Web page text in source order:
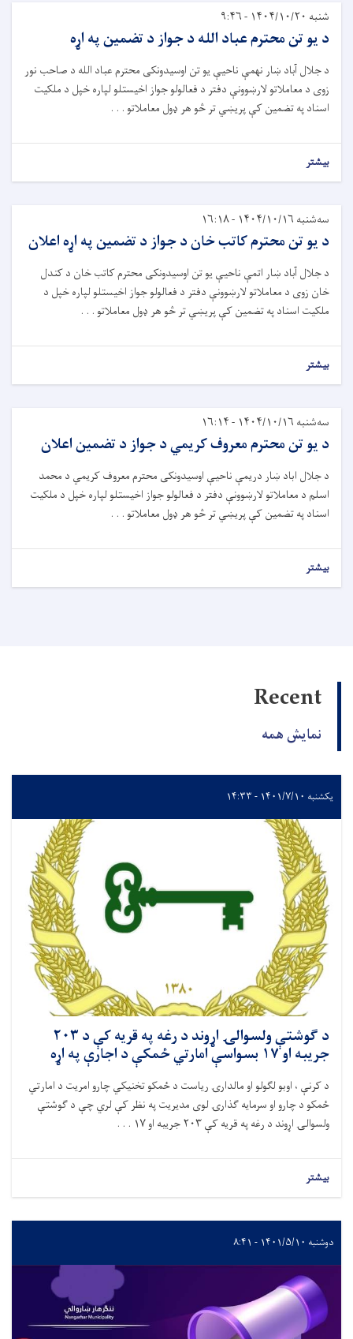
شنبه ۱۴۰۴/۱۰/۲۰ - ۹:۴۶
د يو تن محترم عباد الله د جواز د تضمين په اړه
د جلال آباد ښار نهمې ناحیې يو تن اوسیدونکى محترم عباد الله د صاحب نور
زوى د معاملاتو لارښوونې دفتر د فعالولو جواز اخيستلو لپاره خپل د ملکيت
اسناد په تضمین کې پريښي تر څو هر ډول معاملاتو . . .
بیشتر
سه‌شنبه ۱۴۰۴/۱۰/۱۶ - ۱۶:۱۸
د يو تن محترم کاتب خان د جواز د تضمين په اړه اعلان
د جلال آباد ښار اتمې ناحیې يو تن اوسیدونکى محترم کاتب خان د کندل
خان زوى د معاملاتو لارښوونې دفتر د فعالولو جواز اخيستلو لپاره خپل د
ملکيت اسناد په تضمین کې پريښي تر څو هر ډول معاملاتو . . .
بیشتر
سه‌شنبه ۱۴۰۴/۱۰/۱۶ - ۱۶:۱۴
د يو تن محترم معروف کريمي د جواز د تضمين اعلان
د جلال اباد ښار دريمې ناحیې اوسیدونکى محترم معروف کريمي د محمد
اسلم د معاملاتو لارښوونې دفتر د فعالولو جواز اخيستلو لپاره خپل د ملکيت
اسناد په تضمین کې پريښي تر څو هر ډول معاملاتو . . .
بیشتر
Recent
نمایش همه
یکشنبه ۱۴۰۱/۷/۱۰ - ۱۴:۳۳
د ګوشتې ولسوالۍ اړوند د رغه په قریه کې د ۲۰۳
جریبه او ۱۷ بسواسې امارتي ځمکې د اجارې په اړه
د کرنې ، اوبو لګولو او مالدارۍ ریاست د ځمکو تخنیکي چارو امریت د امارتي
ځمکو د چارو او سرمایه ګذارۍ لوی مدیریت په نظر کې لري چې د ګوشتې
ولسوالۍ اړوند د رغه په قریه کې ۲۰۳ جریبه او ۱۷ . . .
بیشتر
دوشنبه ۱۴۰۱/۵/۱۰ - ۸:۴۱